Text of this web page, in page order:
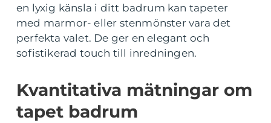
en lyxig känsla i ditt badrum kan tapeter
med marmor- eller stenmönster vara det
perfekta valet. De ger en elegant och
sofistikerad touch till inredningen.
Kvantitativa mätningar om
tapet badrum